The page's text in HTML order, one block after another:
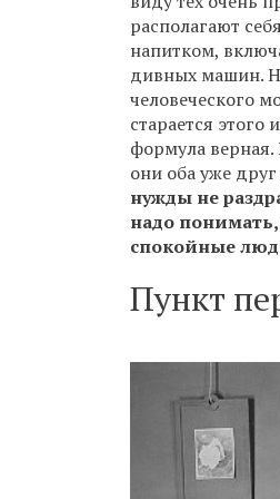
располагают
напитком,
дивных машин.
человеческого
старается
формула
они оба уже
нужды не
надо
спокойные
Пункт